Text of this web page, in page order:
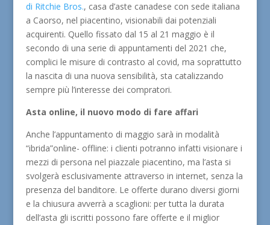
di Ritchie Bros., casa d’aste canadese con sede italiana
a Caorso, nel piacentino, visionabili dai potenziali
acquirenti. Quello fissato dal 15 al 21 maggio è il
secondo di una serie di appuntamenti del 2021 che,
complici le misure di contrasto al covid, ma soprattutto
la nascita di una nuova sensibilità, sta catalizzando
sempre più l’interesse dei compratori.
Asta online, il nuovo modo di fare affari
Anche l’appuntamento di maggio sarà in modalità
“ibrida”online- offline: i clienti potranno infatti visionare i
mezzi di persona nel piazzale piacentino, ma l’asta si
svolgerà esclusivamente attraverso in internet, senza la
presenza del banditore. Le offerte durano diversi giorni
e la chiusura avverrà a scaglioni: per tutta la durata
dell’asta gli iscritti possono fare offerte e il miglior